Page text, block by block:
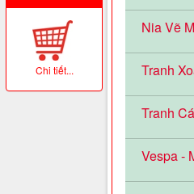
Nia Vẽ
Tranh
Tranh
Vespa -
Chi tiết...